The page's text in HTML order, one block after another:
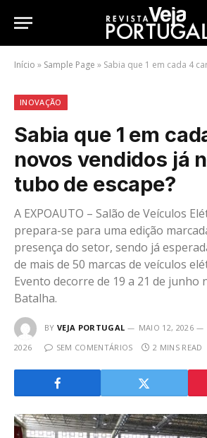
Início » Sample Page » Sabia que 1 em cada 4 carros novos
INOVAÇÃO
Sabia que 1 em
novos vendidos já
tubo de escape?
A EXPOAUTO – Salão de Veículos
prepara-se para uma edição
presença do setor, sendo já
de mais de 50 marcas de veículos
Evento decorre de 19 a 21 de junho
Batalha.
BY VEJA PORTUGAL MAIO 12, 2026
2026
SEM COMENTÁRIOS 2 MINS READ